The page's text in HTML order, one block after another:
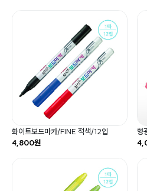
화이트보드마카/FINE 적색/12입
4,800원
형